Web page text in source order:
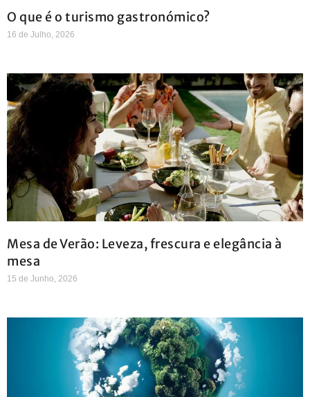
O que é o turismo gastronómico?
16 de Julho, 2026
Mesa de Verão: Leveza, frescura e elegância à
mesa
15 de Junho, 2026